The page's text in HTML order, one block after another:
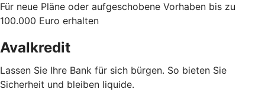
Für neue Pläne oder aufgeschobene Vorhaben bis zu
100.000 Euro erhalten
Avalkredit
Lassen Sie Ihre Bank für sich bürgen. So bieten Sie
Sicherheit und bleiben liquide.